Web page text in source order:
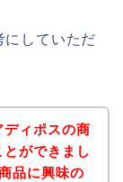
にしていただ
ィポスの商
ができまし
品に興味の